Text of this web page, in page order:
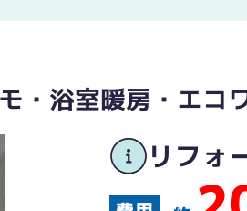
・浴室暖房・エコ
リフォ